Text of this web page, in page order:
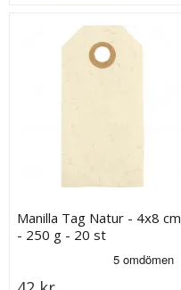
Manilla Tag Natur - 4x8 cm
- 250 g - 20 st